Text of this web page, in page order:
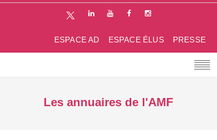
PRESSE
ESPACE ÉLUS
ESPACE AD
Les annuaires de l'AMF